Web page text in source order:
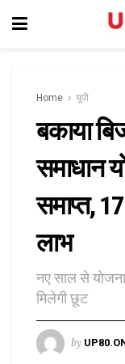
Home यूपी
बकाया
समाधान
समाप्त,
लाभ
नए साल से
मिलेगी छूट
by